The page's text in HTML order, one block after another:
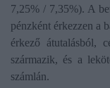
7,25% / 7,35%). A
pénzként érkezzen a
érkező átutalásból,
származik, és a
számlán.